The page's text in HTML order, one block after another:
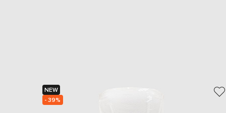
NEW
- 39%